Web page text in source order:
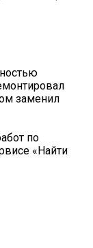
заменил
по
«Найти